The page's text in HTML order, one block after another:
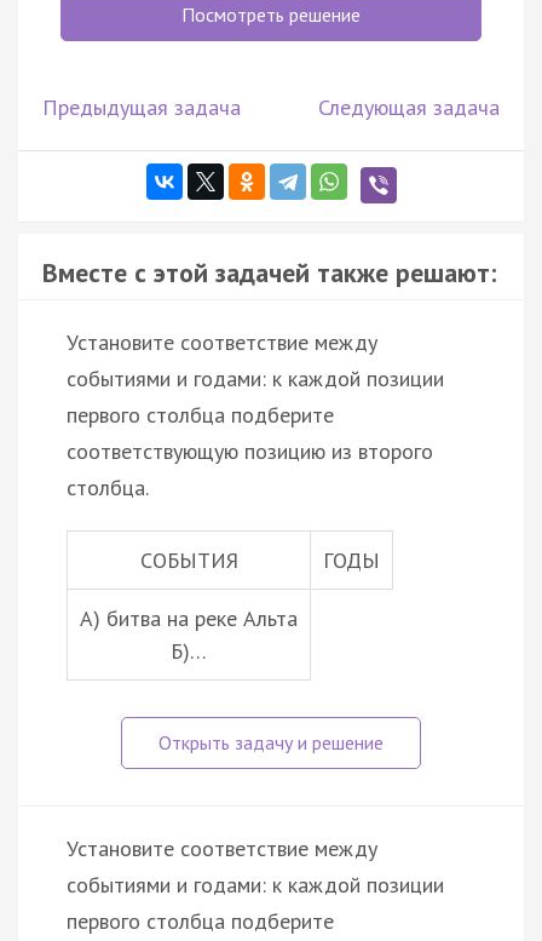
Посмотреть решение
Предыдущая задача Следующая задача
Вместе с этой задачей также решают:
Установите соответствие между
событиями и годами: к каждой позиции
первого столбца подберите
соответствующую позицию из второго
столбца.
СОБЫТИЯ ГОДЫ
А) битва на реке Альта
Б)…
Установите соответствие между
событиями и годами: к каждой позиции
первого столбца подберите